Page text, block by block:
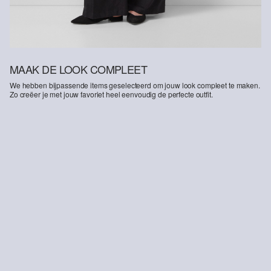
MAAK DE LOOK COMPLEET
We hebben bijpassende items geselecteerd om jouw look compleet te maken.
Zo creëer je met jouw favoriet heel eenvoudig de perfecte outfit.